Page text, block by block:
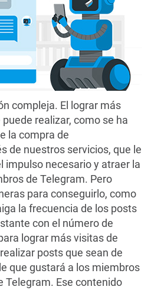
compleja. El lograr más
realizar, como se ha
la compra de
de nuestros servicios, que le
impulso necesario y atraer la
de Telegram. Pero
para conseguirlo, como
la frecuencia de los posts
con el número de
lograr más visitas de
posts que sean de
que gustará a los miembros
Telegram. Ese contenido